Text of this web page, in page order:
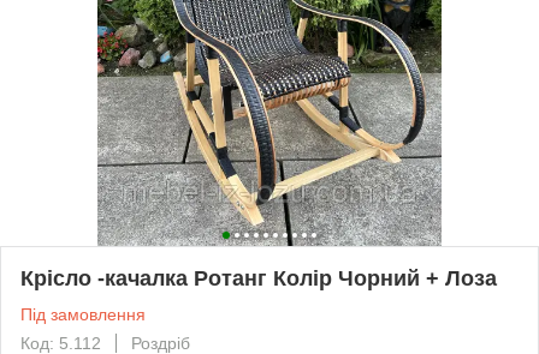
Крісло -качалка Ротанг Колір Чорний + Лоза
Під замовлення
Код: 5.112
Роздріб